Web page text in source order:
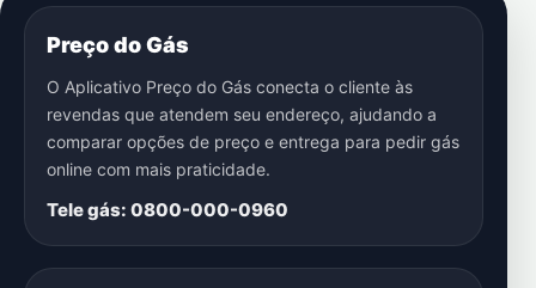
Preço do Gás
O Aplicativo Preço do Gás conecta o cliente às
revendas que atendem seu endereço, ajudando a
comparar opções de preço e entrega para pedir gás
online com mais praticidade.
Tele gás: 0800-000-0960